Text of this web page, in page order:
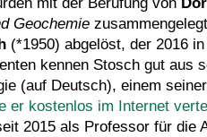
Geochemie
(*1950) abgelöst, der 2016
kennen Stosch gut aus
(auf Deutsch), einem seiner
er kostenlos im Internet
2015 als Professor für die